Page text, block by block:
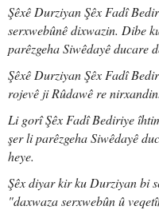
Şêxê Durziyan Şêx Fadî
serxwebûnê dixwazin. Dibe
parêzgeha Siwêdayê ducare
Şêxê Durziyan Şêx Fadî
rojevê ji Rûdawê re nirxandin.
Li gorî Şêx Fadî Bediriye
şer li parêzgeha Siwêdayê
heye.
Şêx diyar kir ku Durziyan bi
"daxwaza serxwebûn û